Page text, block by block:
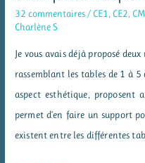
32 commentaires/ CE1, CE2,
Charlène S
Je vous avais déjà proposé
rassemblant les tables de 1 à
aspect esthétique, proposent
permet d’en faire un support
existent entre les différentes